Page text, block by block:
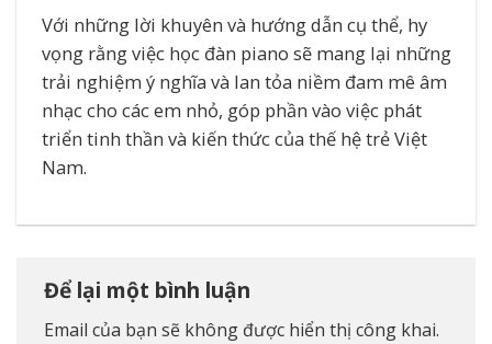
Với những lời khuyên và hướng dẫn cụ thể, hy
vọng rằng việc học đàn piano sẽ mang lại những
trải nghiệm ý nghĩa và lan tỏa niềm đam mê âm
nhạc cho các em nhỏ, góp phần vào việc phát
triển tinh thần và kiến thức của thế hệ trẻ Việt
Nam.
Để lại một bình luận
Email của bạn sẽ không được hiển thị công khai.